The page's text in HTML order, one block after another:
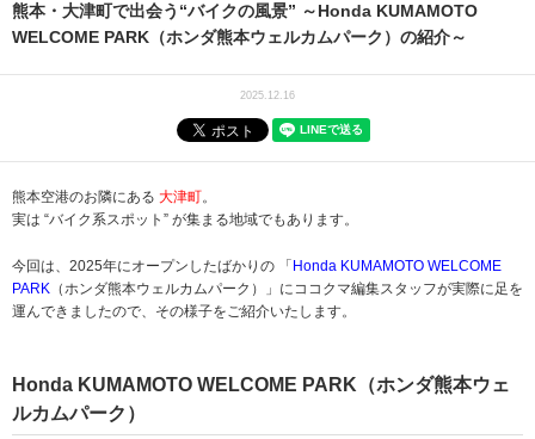
熊本・大津町で出会う“バイクの風景” ～Honda KUMAMOTO
WELCOME PARK（ホンダ熊本ウェルカムパーク）の紹介～
2025.12.16
熊本空港のお隣にある 大津町。
実は “バイク系スポット” が集まる地域でもあります。
今回は、2025年にオープンしたばかりの 「 Honda KUMAMOTO WELCOME
PARK （ホンダ熊本ウェルカムパーク）」にココクマ編集スタッフが実際に足を
運んできましたので、その様子をご紹介いたします。
Honda KUMAMOTO WELCOME PARK（ホンダ熊本ウェ
ルカムパーク）